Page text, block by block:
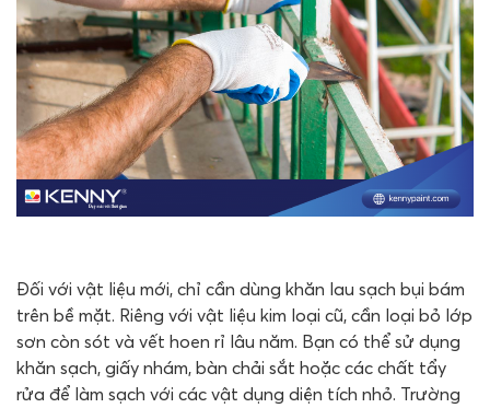
Đối với vật liệu mới, chỉ cần dùng khăn lau sạch bụi bám
trên bề mặt. Riêng với vật liệu kim loại cũ, cần loại bỏ lớp
sơn còn sót và vết hoen rỉ lâu năm. Bạn có thể sử dụng
khăn sạch, giấy nhám, bàn chải sắt hoặc các chất tẩy
rửa để làm sạch với các vật dụng diện tích nhỏ. Trường